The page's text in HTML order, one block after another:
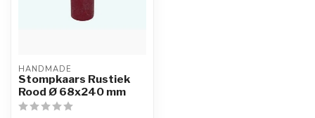
HANDMADE
Stompkaars Rustiek
Rood Ø 68x240 mm